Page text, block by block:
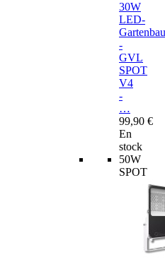
30W
LED-
-
GVL
SPOT
V4
-
…
99,90 €
En
stock
50W
SPOT